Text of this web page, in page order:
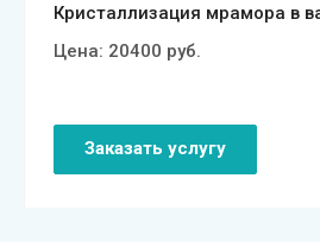
Кристаллизация мрамора в
Цена: 20400 руб.
Заказать услугу